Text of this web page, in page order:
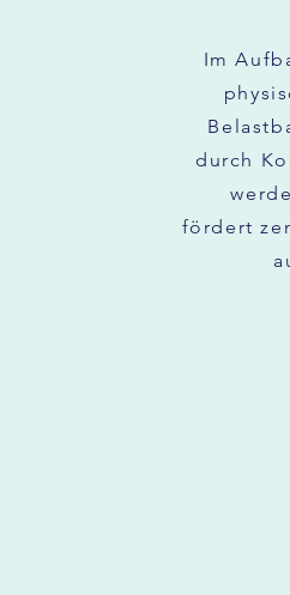
Im
durch
fördert